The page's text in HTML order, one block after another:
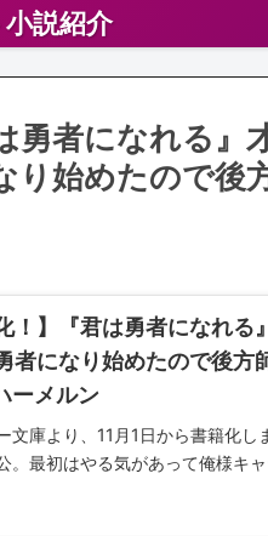
説紹介
勇者になれる』
り始めたので後
！】『君は勇者になれる
者になり始めたので後方
ーメルン
文庫より、11月1日から書籍化
。最初はやる気があって俺様キ